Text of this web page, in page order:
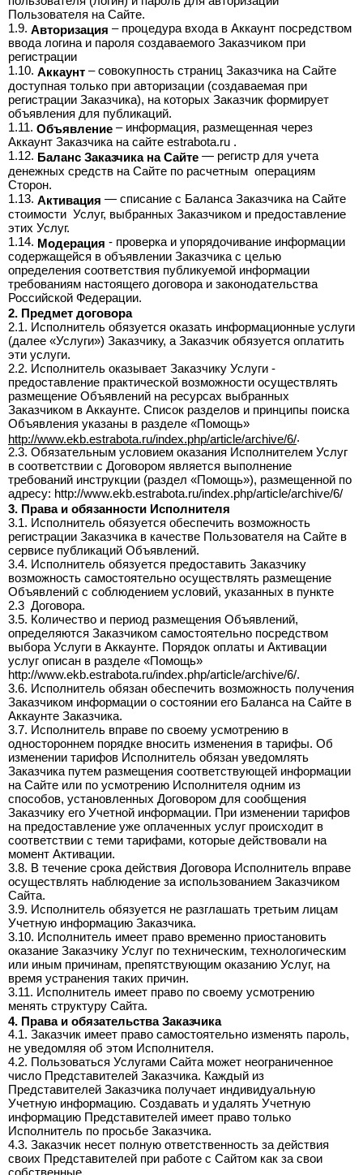
Пользователя на Сайте.
1.9. Авторизация – процедура входа в Аккаунт посредством
ввода логина и пароля создаваемого Заказчиком при
регистрации
1.10. Аккаунт – совокупность страниц Заказчика на Cайте
доступная только при авторизации (создаваемая при
регистрации Заказчика), на которых Заказчик формирует
объявления для публикаций.
1.11. Объявление – информация, размещенная через
Аккаунт Заказчика на сайте estrabota.ru .
1.12. Баланс Заказчика на Сайте — регистр для учета
денежных средств на Сайте по расчетным операциям
Сторон.
1.13. Активация — списание с Баланса Заказчика на Сайте
стоимости Услуг, выбранных Заказчиком и предоставление
этих Услуг.
1.14. Модерация - проверка и упорядочивание информации
содержащейся в объявлении Заказчика с целью
определения соответствия публикуемой информации
требованиям настоящего договора и законодательства
Российской Федерации.
2. Предмет договора
2.1. Исполнитель обязуется оказать информационные услуги
(далее «Услуги») Заказчику, а Заказчик обязуется оплатить
эти услуги.
2.2. Исполнитель оказывает Заказчику Услуги -
предоставление практической возможности осуществлять
размещение Объявлений на ресурсах выбранных
Заказчиком в Аккаунте. Список разделов и принципы поиска
Объявления указаны в разделе «Помощь»
http://www.ekb.estrabota.ru/index.php/article/archive/6/.
2.3. Обязательным условием оказания Исполнителем Услуг
в соответствии с Договором является выполнение
требований инструкции (раздел «Помощь»), размещенной по
адресу: http://www.ekb.estrabota.ru/index.php/article/archive/6/
3. Права и обязанности Исполнителя
3.1. Исполнитель обязуется обеспечить возможность
регистрации Заказчика в качестве Пользователя на Сайте в
сервисе публикаций Объявлений.
3.4. Исполнитель обязуется предоставить Заказчику
возможность самостоятельно осуществлять размещение
Объявлений с соблюдением условий, указанных в пункте
2.3 Договора.
3.5. Количество и период размещения Объявлений,
определяются Заказчиком самостоятельно посредством
выбора Услуги в Аккаунте. Порядок оплаты и Активации
услуг описан в разделе «Помощь»
http://www.ekb.estrabota.ru/index.php/article/archive/6/.
3.6. Исполнитель обязан обеспечить возможность получения
Заказчиком информации о состоянии его Баланса на Сайте в
Аккаунте Заказчика.
3.7. Исполнитель вправе по своему усмотрению в
одностороннем порядке вносить изменения в тарифы. Об
изменении тарифов Исполнитель обязан уведомлять
Заказчика путем размещения соответствующей информации
на Сайте или по усмотрению Исполнителя одним из
способов, установленных Договором для сообщения
Заказчику его Учетной информации. При изменении тарифов
на предоставление уже оплаченных услуг происходит в
соответствии с теми тарифами, которые действовали на
момент Активации.
3.8. В течение срока действия Договора Исполнитель вправе
осуществлять наблюдение за использованием Заказчиком
Сайта.
3.9. Исполнитель обязуется не разглашать третьим лицам
Учетную информацию Заказчика.
3.10. Исполнитель имеет право временно приостановить
оказание Заказчику Услуг по техническим, технологическим
или иным причинам, препятствующим оказанию Услуг, на
время устранения таких причин.
3.11. Исполнитель имеет право по своему усмотрению
менять структуру Сайта.
4. Права и обязательства Заказчика
4.1. Заказчик имеет право самостоятельно изменять пароль,
не уведомляя об этом Исполнителя.
4.2. Пользоваться Услугами Сайта может неограниченное
число Представителей Заказчика. Каждый из
Представителей Заказчика получает индивидуальную
Учетную информацию. Создавать и удалять Учетную
информацию Представителей имеет право только
Исполнитель по просьбе Заказчика.
4.3. Заказчик несет полную ответственность за действия
своих Представителей при работе с Сайтом как за свои